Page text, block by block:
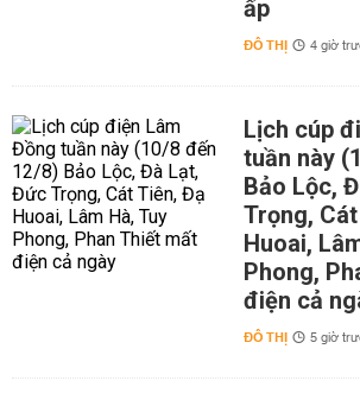
ấp
ĐÔ THỊ 4 giờ
Lịch cúp
tuần này
Bảo Lộc,
Trọng,
Huoai,
Phong,
điện cả
ĐÔ THỊ 5 giờ